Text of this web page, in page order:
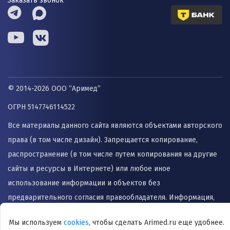
© 2014-2026 ООО “Аримед”
ОГРН 5147746114522
Все материалы данного сайта являются объектами авторского
права (в том числе дизайн). Запрещается копирование,
распространение (в том числе путем копирования на другие
сайты и ресурсы в Интернете) или любое иное
использование информации и объектов без
предварительного согласия правообладателя. Информация,
может быть использована для назначения лечения и
Мы используем cookies, чтобы сделать Arimed.ru еще удобнее.